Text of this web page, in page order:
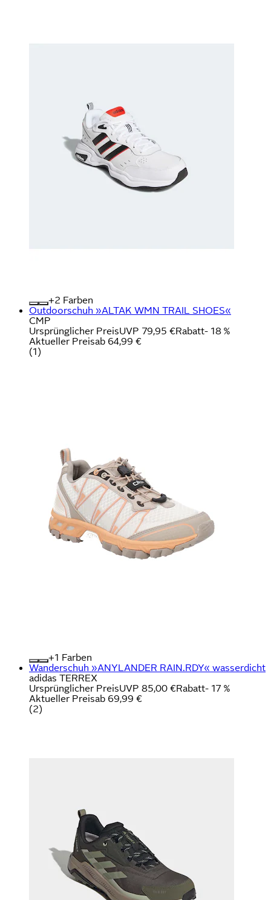
+
Farben
Outdoorschuh »ALTAK WMN TRAIL SHOES«
CMP
Ursprünglicher PreisUVP 79,95 €Rabatt- 18 %
Aktueller Preisab 64,99 €
(1)
+
Farben
Wanderschuh »ANYLANDER RAIN.RDY« wasserdicht
adidas TERREX
Ursprünglicher PreisUVP 85,00 €Rabatt- 17 %
Aktueller Preisab 69,99 €
(2)